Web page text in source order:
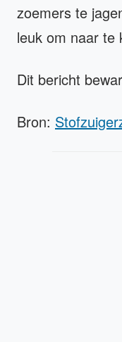
zoemers te
leuk om naar te
Dit bericht
Bron: